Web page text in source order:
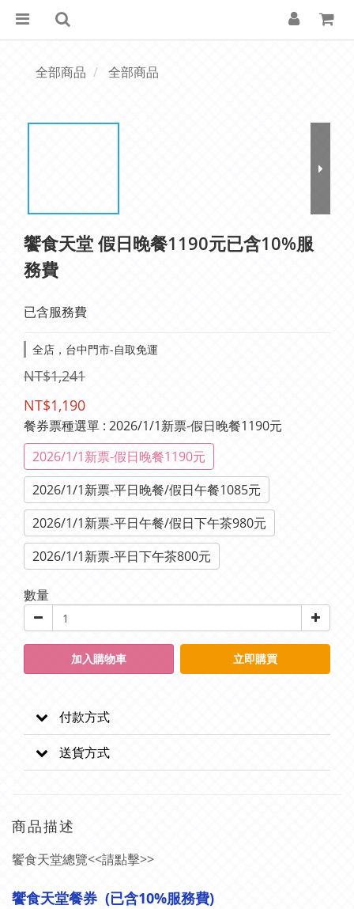
全部商品 全部商品
饗食天堂 假日晚餐1190元已含10%服
務費
已含服務費
全店，台中門市-自取免運
NT$1,241
NT$1,190
餐券票種選單 : 2026/1/1新票-假日晚餐1190元
2026/1/1新票-假日晚餐1190元
2026/1/1新票-平日晚餐/假日午餐1085元
2026/1/1新票-平日午餐/假日下午茶980元
2026/1/1新票-平日下午茶800元
數量
加入購物車 立即購買
付款方式
送貨方式
商品描述
饗食天堂總覽<<請點擊>>
饗食天堂餐券 (已含10%服務費)